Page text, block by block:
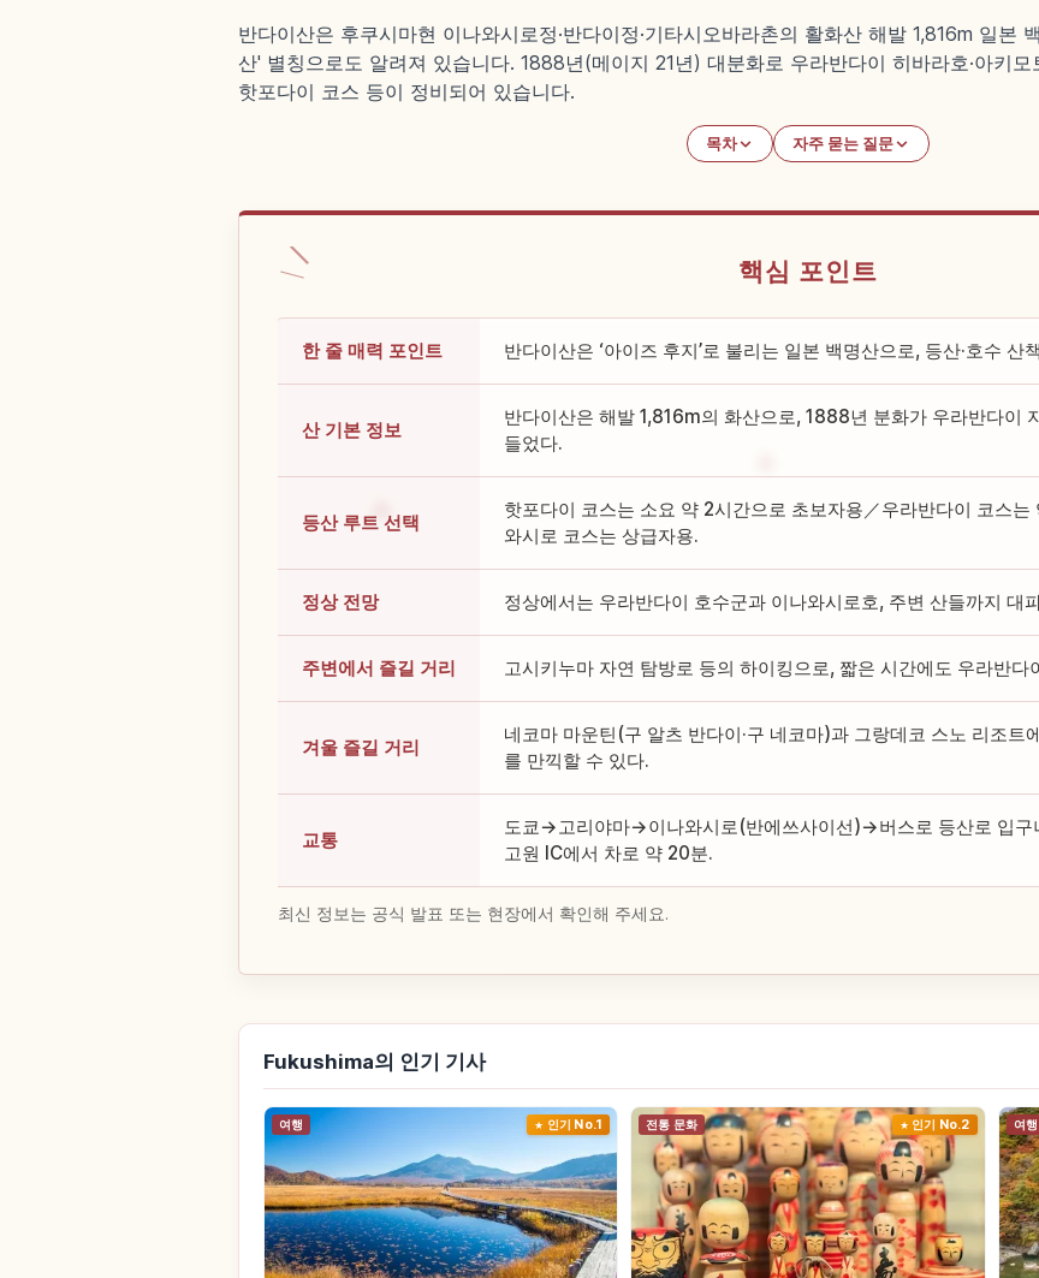
반다이산은 후쿠시마현 이나와시로정·반다이정·기타시오바라촌의 활화산 해발 1,816m 일본
산' 별칭으로도 알려져 있습니다. 1888년(메이지 21년) 대분화로 우라반다이 히바라호·아키
핫포다이 코스 등이 정비되어 있습니다.
목차 자주 묻는 질문
핵심 포인트
한 줄 매력 포인트 반다이산은 ‘아이즈 후지’로 불리는 일본 백명산으로, 등산·호수 산
산 기본 정보
반다이산은 해발 1,816m의 화산으로, 1888년 분화가 우라반다이
들었다.
등산 루트 선택
핫포다이 코스는 소요 약 2시간으로 초보자용／우라반다이 코스
와시로 코스는 상급자용.
정상 전망 정상에서는 우라반다이 호수군과 이나와시로호, 주변 산들까지 대
주변에서 즐길 거리 고시키누마 자연 탐방로 등의 하이킹으로, 짧은 시간에도 우라반다
겨울 즐길 거리
네코마 마운틴(구 알츠 반다이·구 네코마)과 그랑데코 스노 리조트
를 만끽할 수 있다.
교통
도쿄→고리야마→이나와시로(반에쓰사이선)→버스로 등산로 입구
고원 IC에서 차로 약 20분.
최신 정보는 공식 발표 또는 현장에서 확인해 주세요.
Fukushima의 인기 기사
여행 인기 No.1 전통 문화 인기 No.2 여행